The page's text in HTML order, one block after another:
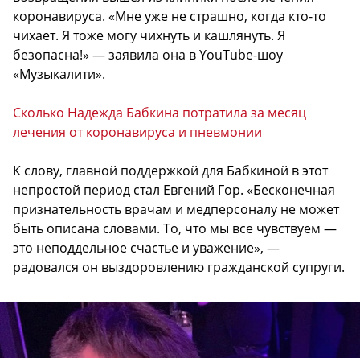
коронавируса. «Мне уже не страшно, когда кто-то
чихает. Я тоже могу чихнуть и кашлянуть. Я
безопасна!» — заявила она в YouTube-шоу
«Музыкалити».
Сколько Надежда Бабкина потратила за месяц
лечения от коронавируса и пневмонии
К слову, главной поддержкой для Бабкиной в этот
непростой период стал Евгений Гор. «Бесконечная
признательность врачам и медперсоналу не может
быть описана словами. То, что мы все чувствуем —
это неподдельное счастье и уважение», —
радовался он выздоровлению гражданской супруги.